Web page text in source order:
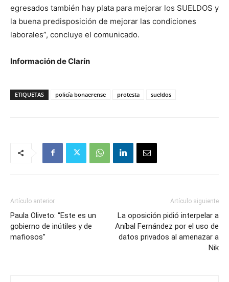
egresados también hay plata para mejorar los SUELDOS y
la buena predisposición de mejorar las condiciones
laborales”, concluye el comunicado.
Información de Clarín
ETIQUETAS policía bonaerense protesta sueldos
Artículo anterior
Paula Oliveto: “Este es un
gobierno de inútiles y de
mafiosos”
Artículo siguiente
La oposición pidió interpelar a
Aníbal Fernández por el uso de
datos privados al amenazar a
Nik